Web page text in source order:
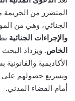
المتضرر من الجريمة
الجنائي، وهي من
والإجراءات الجنائية
الخاص. ويزداد
الأكاديمية
وتسريع حصولهم على
أمام القضاء المدني.